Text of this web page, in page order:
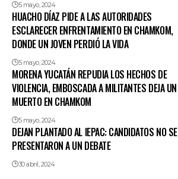
5 mayo, 2024
HUACHO DÍAZ PIDE A LAS AUTORIDADES
ESCLARECER ENFRENTAMIENTO EN CHAMKOM,
DONDE UN JOVEN PERDIÓ LA VIDA
5 mayo, 2024
MORENA YUCATÁN REPUDIA LOS HECHOS DE
VIOLENCIA, EMBOSCADA A MILITANTES DEJA UN
MUERTO EN CHAMKOM
5 mayo, 2024
DEJAN PLANTADO AL IEPAC: CANDIDATOS NO SE
PRESENTARON A UN DEBATE
30 abril, 2024